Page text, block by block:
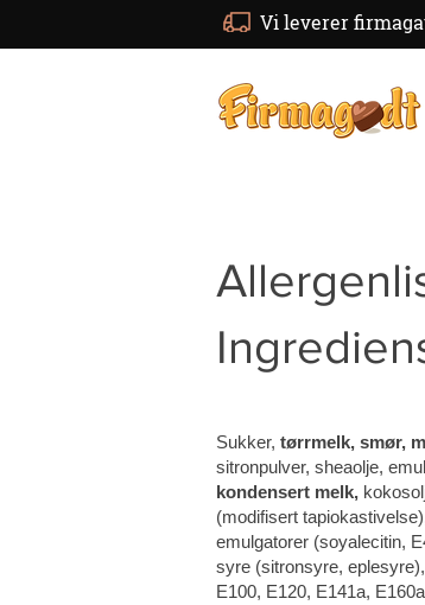
Vi leverer
Sukker, tørrmelk, smør,
sitronpulver, sheaolje,
kondensert melk,
(modifisert
emulgatorer (soyalecitin,
syre (sitronsyre,
E100, E120, E141a,